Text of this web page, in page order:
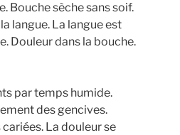
Bouche sèche sans soif.
langue. La langue est
Douleur dans la bouche.
par temps humide.
des gencives.
La douleur se